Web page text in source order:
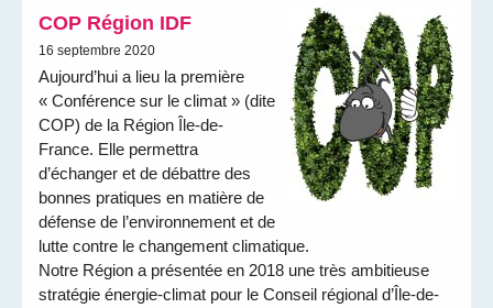
COP Région IDF
16 septembre 2020
Aujourd’hui a lieu la première
« Conférence sur le climat » (dite
COP) de la Région Île-de-
France. Elle permettra
d’échanger et de débattre des
bonnes pratiques en matière de
défense de l’environnement et de
lutte contre le changement climatique.
Notre Région a présentée en 2018 une très ambitieuse
stratégie énergie-climat pour le Conseil régional d’Île-de-